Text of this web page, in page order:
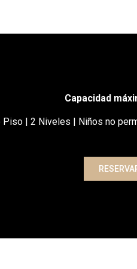
Capacidad
Piso | 2 Niveles | Niños no